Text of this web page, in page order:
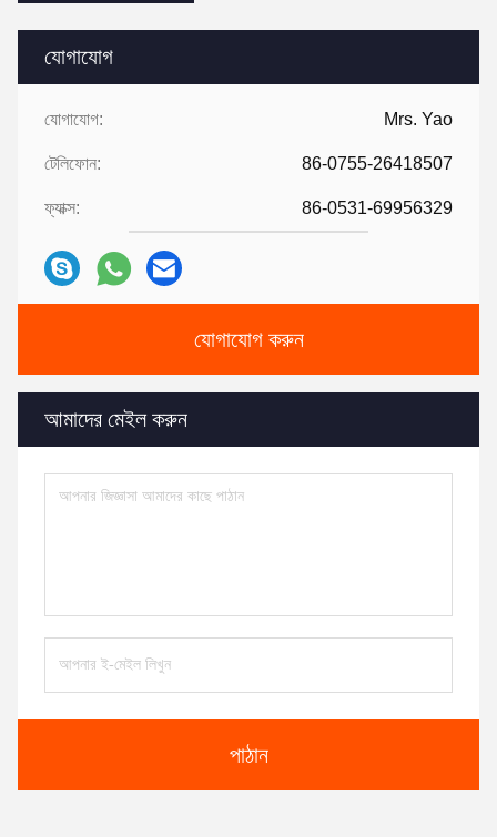
যোগাযোগ
যোগাযোগ: Mrs. Yao
টেলিফোন: 86-0755-26418507
ফ্যাক্স: 86-0531-69956329
যোগাযোগ করুন
আমাদের মেইল ​​করুন
পাঠান